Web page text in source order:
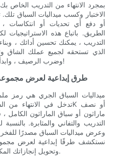
بمجرد الانتهاء من التدريب الخاص
الاختبار وكسب ميداليات السباق
أو دفع أي تحديات أو انتكاسات ،
الطريق. باتباع هذه
التدريب ، يمكنك تحسين أدائك ،
الذي تستحقه لجميع عملك الشاق
وضرب الرصيف ، وابدأ في كسب ميداليات السباق اليوم!
- طرق إبداعية لعرض
ميداليات السباق الجري هي رمز
ماراثون أو سباق الماراثون
التدريب والتفاني والمثابرة.
وعرض ميداليات السباق مصدرًا
نستكشف طرقًا إبداعية لعرض
وتحويل إنجازاتك المكتسبة بشق الأنفس إلى عمل فني.